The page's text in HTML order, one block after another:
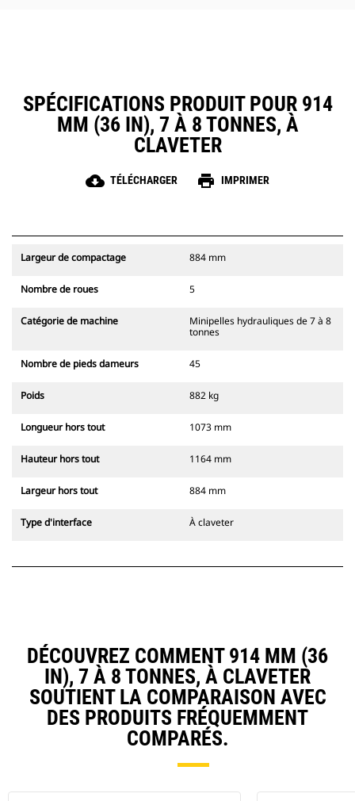
SPÉCIFICATIONS PRODUIT POUR 914
MM (36 IN), 7 À 8 TONNES, À
CLAVETER
cloud_download TÉLÉCHARGER print IMPRIMER
Largeur de compactage 884 mm
Nombre de roues 5
Catégorie de machine
Minipelles hydrauliques de 7 à 8
tonnes
Nombre de pieds dameurs 45
Poids 882 kg
Longueur hors tout 1073 mm
Hauteur hors tout 1164 mm
Largeur hors tout 884 mm
Type d'interface À claveter
DÉCOUVREZ COMMENT 914 MM (36
IN), 7 À 8 TONNES, À CLAVETER
SOUTIENT LA COMPARAISON AVEC
DES PRODUITS FRÉQUEMMENT
COMPARÉS.